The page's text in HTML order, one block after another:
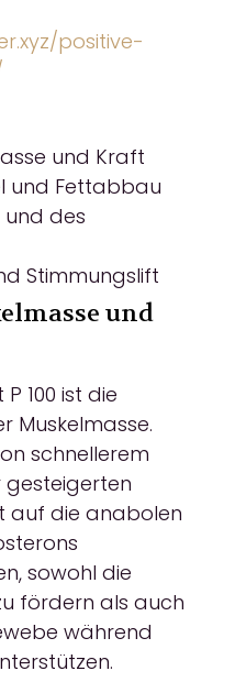
positive-
und Kraft
und Fettabbau
und des
Stimmungslift
und
100 ist die
Muskelmasse.
schnellerem
gesteigerten
auf die anabolen
sowohl die
fördern als auch
während